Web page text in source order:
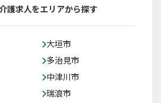
護求人をエリアから探す
大垣市
多治見市
中津川市
瑞浪市